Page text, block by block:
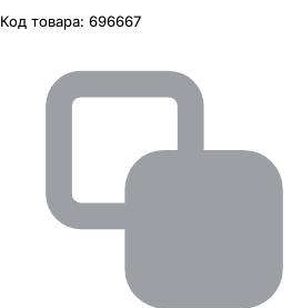
Код товара: 696667